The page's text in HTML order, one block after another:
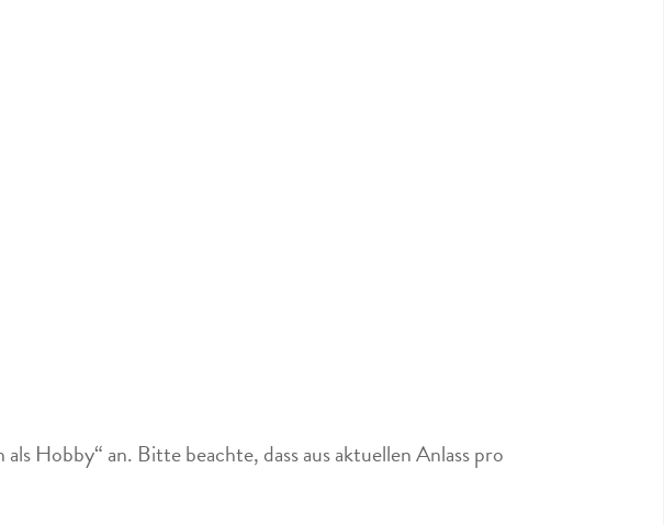
Hobby“ an. Bitte beachte, dass aus aktuellen Anlass pro